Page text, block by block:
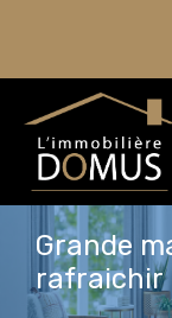
Grande
rafraichir